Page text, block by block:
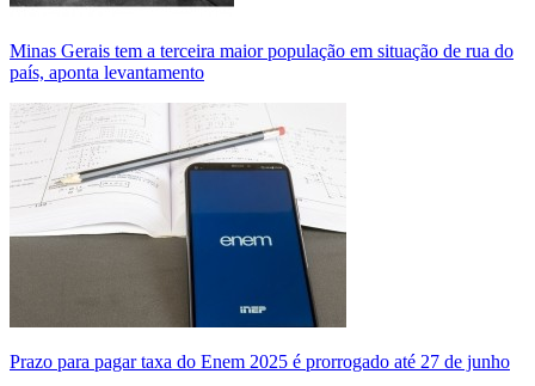
Minas Gerais tem a terceira maior população em situação de rua do
país, aponta levantamento
Prazo para pagar taxa do Enem 2025 é prorrogado até 27 de junho